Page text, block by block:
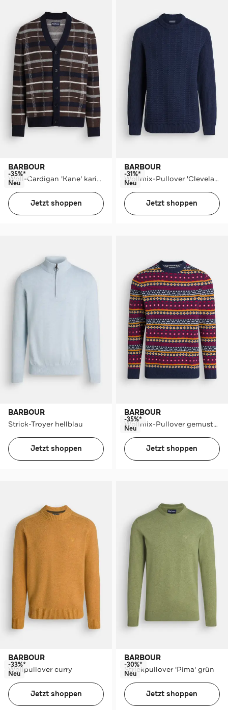
BARBOUR
Woll-Cardigan 'Kane' kariert
-35%*
Neu
Jetzt shoppen
BARBOUR
Wollmix-Pullover 'Cleveland' dunkelblau
-31%*
Neu
Jetzt shoppen
BARBOUR
Strick-Troyer hellblau
Jetzt shoppen
BARBOUR
Wollmix-Pullover gemustert
-35%*
Neu
Jetzt shoppen
BARBOUR
Wollpullover curry
-33%*
Neu
Jetzt shoppen
BARBOUR
Strickpullover 'Pima' grün
-30%*
Neu
Jetzt shoppen